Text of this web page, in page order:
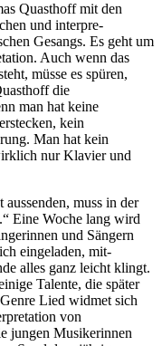
Quasthoff mit den
und interpre­
Gesangs. Es geht um
Auch wenn das
müsse es spüren,
die
man hat keine
kein
Man hat kein
nur ­Klavier und
muss in der
Eine Woche lang wird
und Sängern
eingeladen, mit­
alles ganz leicht klingt.
Talente, die später
Lied widmet sich
von
jungen Musikerinnen